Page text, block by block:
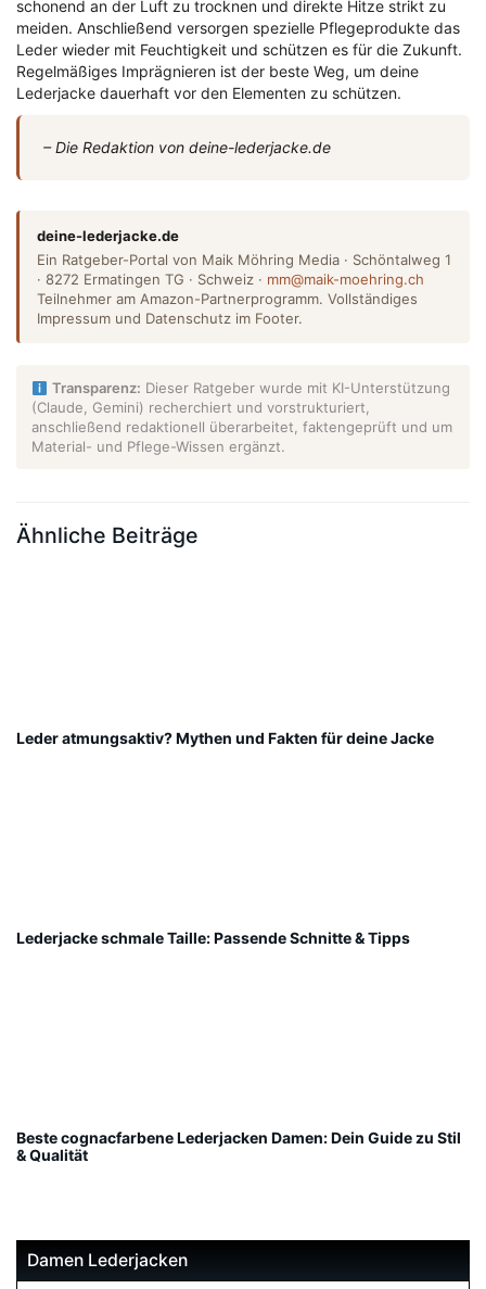
schonend an der Luft zu trocknen und direkte Hitze strikt zu
meiden. Anschließend versorgen spezielle Pflegeprodukte das
Leder wieder mit Feuchtigkeit und schützen es für die Zukunft.
Regelmäßiges Imprägnieren ist der beste Weg, um deine
Lederjacke dauerhaft vor den Elementen zu schützen.
– Die Redaktion von deine-lederjacke.de
deine-lederjacke.de
Ein Ratgeber-Portal von Maik Möhring Media · Schöntalweg 1
· 8272 Ermatingen TG · Schweiz · mm@maik-moehring.ch
Teilnehmer am Amazon-Partnerprogramm. Vollständiges
Impressum und Datenschutz im Footer.
Transparenz: Dieser Ratgeber wurde mit KI-Unterstützung
(Claude, Gemini) recherchiert und vorstrukturiert,
anschließend redaktionell überarbeitet, faktengeprüft und um
Material- und Pflege-Wissen ergänzt.
Ähnliche Beiträge
Leder atmungsaktiv? Mythen und Fakten für deine Jacke
Lederjacke schmale Taille: Passende Schnitte & Tipps
Beste cognacfarbene Lederjacken Damen: Dein Guide zu Stil
& Qualität
Damen Lederjacken